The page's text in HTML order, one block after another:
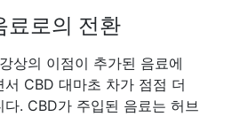
료로의 전환
상의 이점이 추가된 음료에
CBD 대마초 차가 점점 더
. CBD가 주입된 음료는 허브